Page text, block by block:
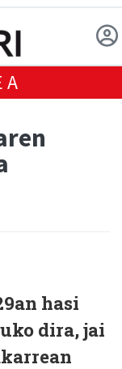
hasi
dira, jai